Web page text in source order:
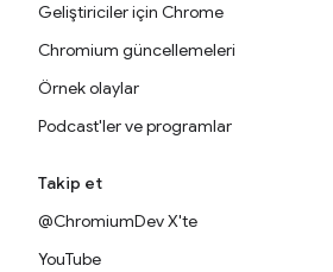
Geliştiriciler için Chrome
Chromium güncellemeleri
Örnek olaylar
Podcast'ler ve programlar
Takip et
@ChromiumDev X'te
YouTube